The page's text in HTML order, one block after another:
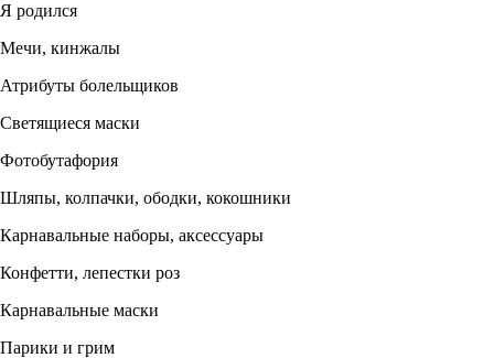
Я родился
Мечи, кинжалы
Атрибуты болельщиков
Светящиеся маски
Фотобутафория
Шляпы, колпачки, ободки, кокошники
Карнавальные наборы, аксессуары
Конфетти, лепестки роз
Карнавальные маски
Парики и грим